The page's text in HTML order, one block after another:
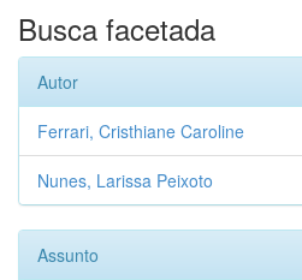
Busca facetada
Autor
Ferrari, Cristhiane Caroline
Nunes, Larissa Peixoto
Assunto